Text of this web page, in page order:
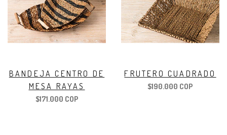
BANDEJA CENTRO DE
MESA RAYAS
$171.000 COP
FRUTERO CUADRADO
$190.000 COP